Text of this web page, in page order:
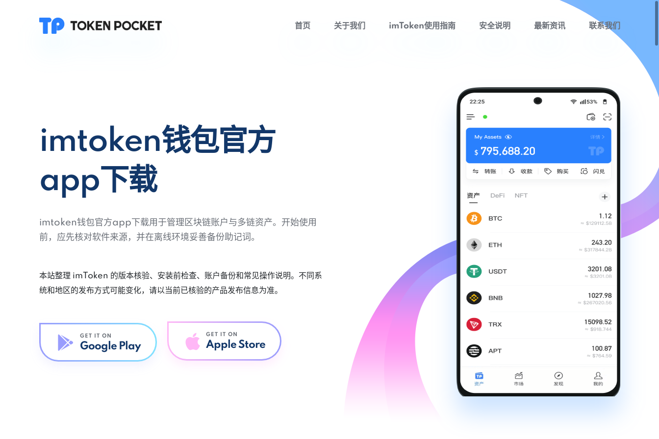
首页 关于我们 imToken使用指南 安全说明 最新资讯 联系我们
imtoken钱包官方
app下载
imtoken钱包官方app下载用于管理区块链账户与多链资产。开始使用
前，应先核对软件来源，并在离线环境妥善备份助记词。
本站整理 imToken 的版本核验、安装前检查、账户备份和常见操作说明。不同系
统和地区的发布方式可能变化，请以当前已核验的产品发布信息为准。
GET IT ON
Google Play
GET IT ON
Apple Store